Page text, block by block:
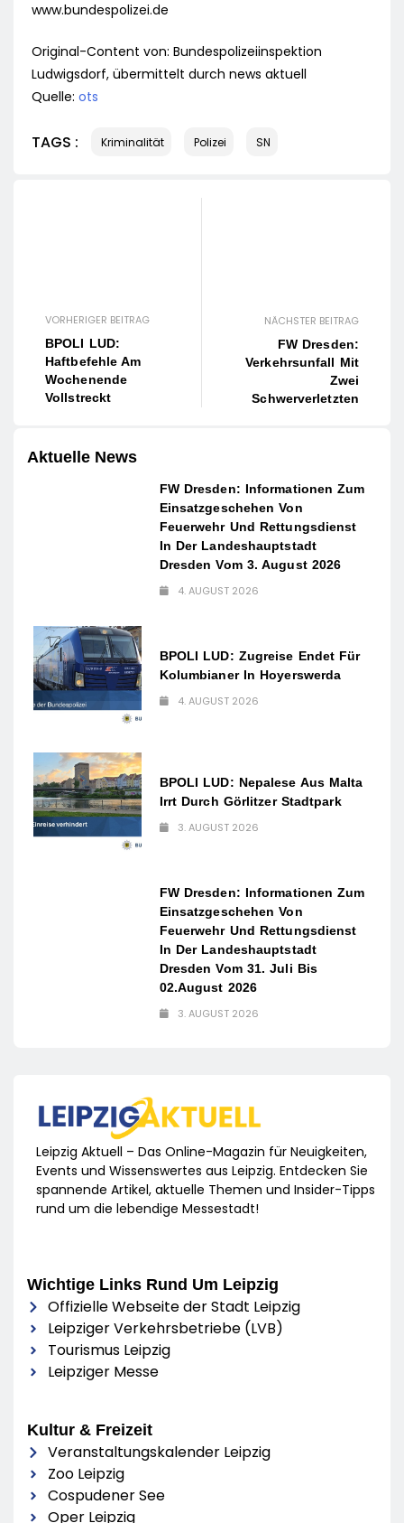
www.bundespolizei.de
Original-Content von: Bundespolizeiinspektion
Ludwigsdorf, übermittelt durch news aktuell
Quelle: ots
TAGS : Kriminalität Polizei SN
VORHERIGER BEITRAG
BPOLI LUD:
Haftbefehle Am
Wochenende
Vollstreckt
NÄCHSTER BEITRAG
FW Dresden:
Verkehrsunfall Mit
Zwei
Schwerverletzten
Aktuelle News
FW Dresden: Informationen Zum
Einsatzgeschehen Von
Feuerwehr Und Rettungsdienst
In Der Landeshauptstadt
Dresden Vom 3. August 2026
4. AUGUST 2026
BPOLI LUD: Zugreise Endet Für
Kolumbianer In Hoyerswerda
4. AUGUST 2026
BPOLI LUD: Nepalese Aus Malta
Irrt Durch Görlitzer Stadtpark
3. AUGUST 2026
FW Dresden: Informationen Zum
Einsatzgeschehen Von
Feuerwehr Und Rettungsdienst
In Der Landeshauptstadt
Dresden Vom 31. Juli Bis
02.August 2026
3. AUGUST 2026
Leipzig Aktuell – Das Online-Magazin für Neuigkeiten,
Events und Wissenswertes aus Leipzig. Entdecken Sie
spannende Artikel, aktuelle Themen und Insider-Tipps
rund um die lebendige Messestadt!
Wichtige Links Rund Um Leipzig
Offizielle Webseite der Stadt Leipzig
Leipziger Verkehrsbetriebe (LVB)
Tourismus Leipzig
Leipziger Messe
Kultur & Freizeit
Veranstaltungskalender Leipzig
Zoo Leipzig
Cospudener See
Oper Leipzig